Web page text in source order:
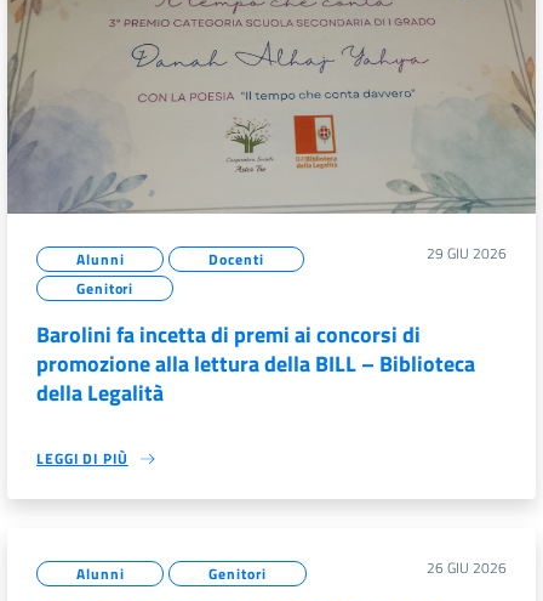
Alunni
Docenti
Genitori
29 GIU 2026
Barolini fa incetta di premi ai concorsi di
promozione alla lettura della BILL – Biblioteca
della Legalità
LEGGI DI PIÙ
Alunni Genitori 26 GIU 2026